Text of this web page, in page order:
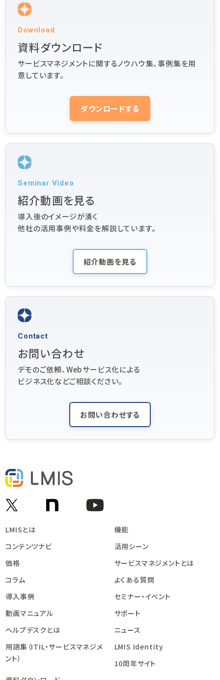
Download
資料ダウンロード
サービスマネジメントに関するノウハウ集、事例集を用
意しています。
ダウンロードする
Seminar Video
紹介動画を見る
導入後のイメージが湧く
他社の活用事例や料金を解説しています。
紹介動画を見る
Contact
お問い合わせ
デモのご依頼、Webサービス化による
ビジネス化などご相談ください。
お問い合わせする
LMISとは
コンテンツナビ
価格
コラム
機能
活用シーン
サービスマネジメントとは
よくある質問
導入事例
動画マニュアル
ヘルプデスクとは
用語集（ITIL・サービスマネジメ
ント）
セミナー・イベント
サポート
ニュース
LMIS Identity
10周年サイト